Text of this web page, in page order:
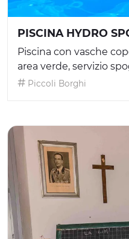
PISCINA HYDRO
Piscina con vasche
area verde, servizio
Piccoli Borghi